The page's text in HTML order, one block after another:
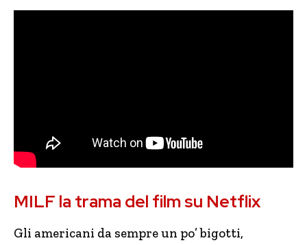
MILF la trama del film su Netflix
Gli americani da sempre un po’ bigotti,